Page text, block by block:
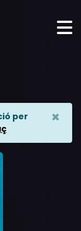
per
×